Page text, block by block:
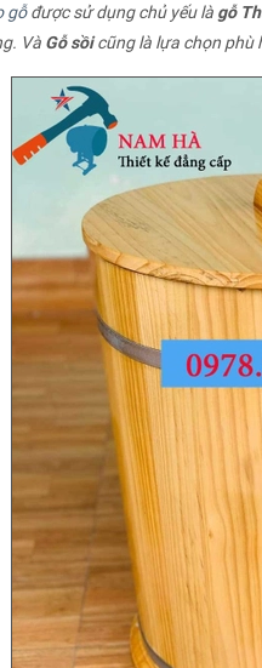
gỗđược sử dụng chủ yếu là gỗ
Và Gỗ sồicũng là lựa chọn phù